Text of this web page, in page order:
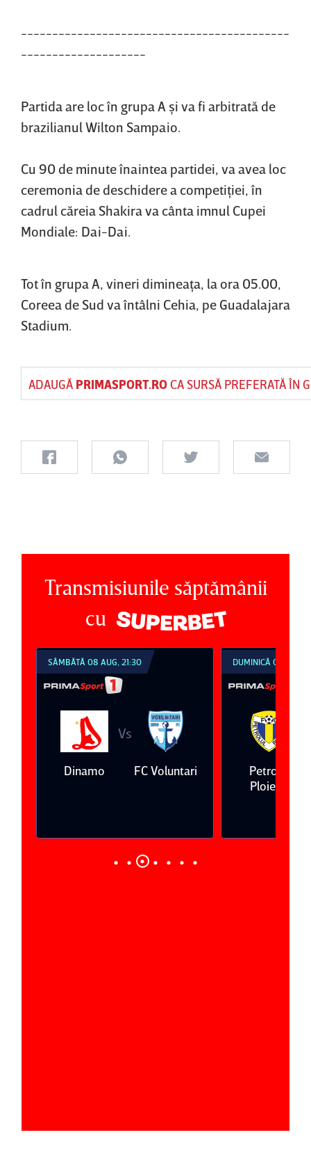
-------------------------------------------
--------------------
Partida are loc în grupa A şi va fi arbitrată de
brazilianul Wilton Sampaio.
Cu 90 de minute înaintea partidei, va avea loc
ceremonia de deschidere a competiţiei, în
cadrul căreia Shakira va cânta imnul Cupei
Mondiale: Dai-Dai.
Tot în grupa A, vineri dimineaţa, la ora 05.00,
Coreea de Sud va întâlni Cehia, pe Guadalajara
Stadium.
ADAUGĂ PRIMASPORT.ROCA SURSĂ PREFERATĂ ÎN
Transmisiunile săptămânii
cu
SÂMBĂTĂ 08 AUG, 21:30
Dinamo
Vs
FC Voluntari
DUMINICĂ 09 AUG,
Petrolul
Ploieşti